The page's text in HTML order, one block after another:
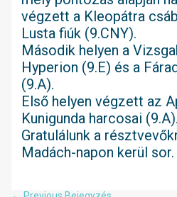
végzett a Kleopátra
Lusta fiúk (9.CNY).
Második helyen a
Hyperion (9.E) és a
(9.A).
Első helyen végzett az
Kunigunda harcosai (9.A).
Gratulálunk a
Madách-napon kerül sor.
Bejegyzés